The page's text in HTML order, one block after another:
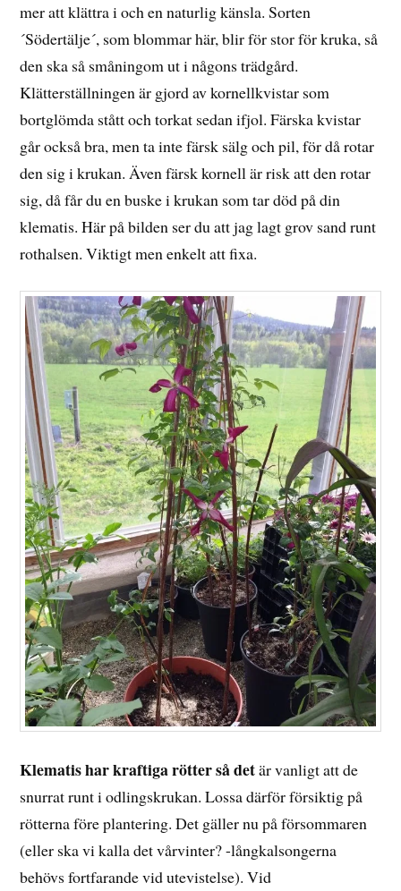
mer att klättra i och en naturlig känsla. Sorten
´Södertälje´, som blommar här, blir för stor för kruka, så
den ska så småningom ut i någons trädgård.
Klätterställningen är gjord av kornellkvistar som
bortglömda stått och torkat sedan ifjol. Färska kvistar
går också bra, men ta inte färsk sälg och pil, för då rotar
den sig i krukan. Även färsk kornell är risk att den rotar
sig, då får du en buske i krukan som tar död på din
klematis. Här på bilden ser du att jag lagt grov sand runt
rothalsen. Viktigt men enkelt att fixa.
Klematis har kraftiga rötter så detär vanligt att de
snurrat runt i odlingskrukan. Lossa därför försiktig på
rötterna före plantering. Det gäller nu på försommaren
(eller ska vi kalla det vårvinter? -långkalsongerna
behövs fortfarande vid utevistelse). Vid